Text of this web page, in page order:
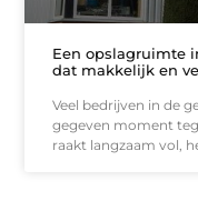
Een opslagruimte
dat makkelijk en
Veel bedrijven in de
gegeven moment
raakt langzaam vol,